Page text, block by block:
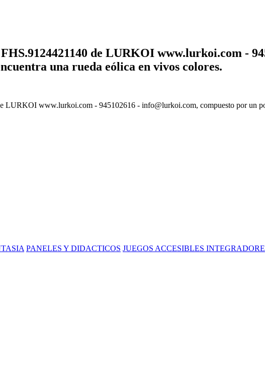
de LURKOI www.lurkoi.com -
una rueda eólica en vivos colores.
www.lurkoi.com - 945102616 - info@lurkoi.com, compuesto por un
PANELES Y DIDACTICOS JUEGOS ACCESIBLES